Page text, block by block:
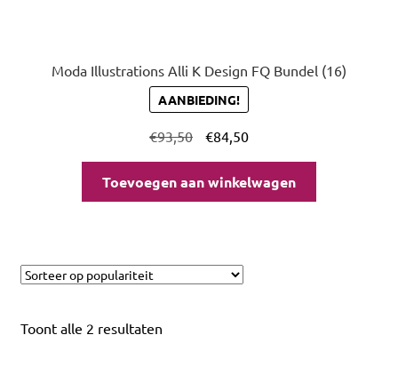
Moda Illustrations Alli K Design FQ Bundel (16)
AANBIEDING!
€93,50 €84,50
Toevoegen aan winkelwagen
Toont alle 2 resultaten